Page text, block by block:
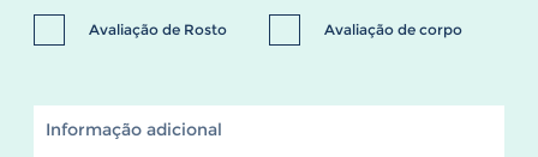
Avaliação de Rosto Avaliação de corpo